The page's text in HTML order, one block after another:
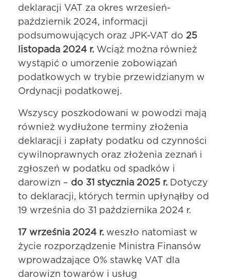
deklaracji VAT za okres wrzesień-
październik 2024, informacji
podsumowujących oraz JPK-VAT do 25
listopada 2024 r. Wciąż można również
wystąpić o umorzenie zobowiązań
podatkowych w trybie przewidzianym w
Ordynacji podatkowej.
Wszyscy poszkodowani w powodzi mają
również wydłużone terminy złożenia
deklaracji i zapłaty podatku od czynności
cywilnoprawnych oraz złożenia zeznań i
zgłoszeń w podatku od spadków i
darowizn – do 31 stycznia 2025 r. Dotyczy
to deklaracji, których termin upłynąłby od
19 września do 31 października 2024 r.
17 września 2024 r. weszło natomiast w
życie rozporządzenie Ministra Finansów
wprowadzające 0% stawkę VAT dla
darowizn towarów i usług